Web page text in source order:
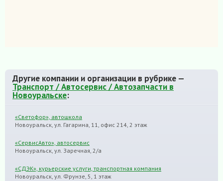
Другие компании и организации в рубрике —
Транспорт / Автосервис / Автозапчасти в
Новоуральске:
«Светофор», автошкола
Новоуральск, ул. Гагарина, 11, офис 214, 2 этаж
«СервисАвто», автосервис
Новоуральск, ул. Заречная, 2/а
«СДЭК», курьерские услуги, транспортная компания
Новоуральск, ул. Фрунзе, 5, 1 этаж